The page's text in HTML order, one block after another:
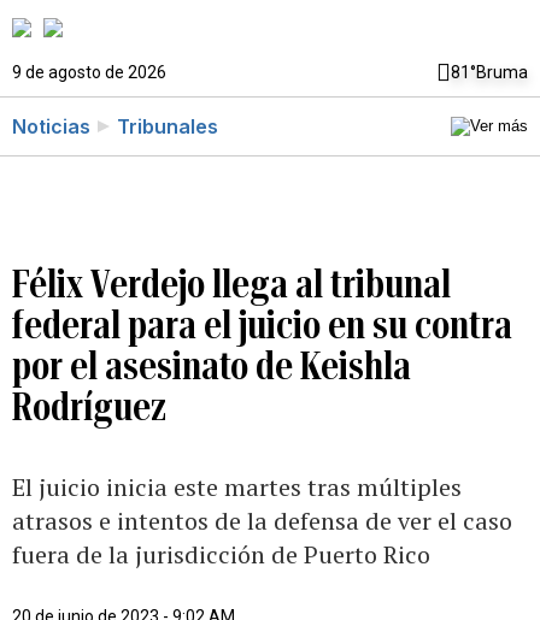
9 de agosto de 2026 81°Bruma
Noticias Tribunales
Félix Verdejo llega al tribunal
federal para el juicio en su contra
por el asesinato de Keishla
Rodríguez
El juicio inicia este martes tras múltiples
atrasos e intentos de la defensa de ver el caso
fuera de la jurisdicción de Puerto Rico